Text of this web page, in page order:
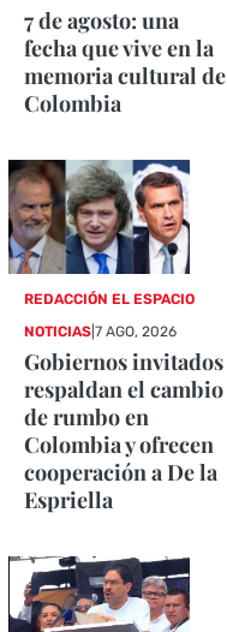
7 de agosto: una
fecha que vive en la
memoria cultural de
Colombia
REDACCIÓN EL ESPACIO
NOTICIAS |7 AGO, 2026
Gobiernos invitados
respaldan el cambio
de rumbo en
Colombia y ofrecen
cooperación a De la
Espriella